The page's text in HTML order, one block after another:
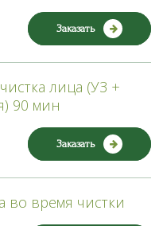
Заказать
лица (УЗ +
90 мин
Заказать
во время чистки